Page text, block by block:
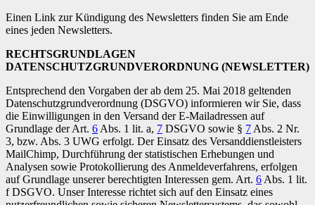
Einen Link zur Kündigung des Newsletters finden Sie am Ende
eines jeden Newsletters.
RECHTSGRUNDLAGEN
DATENSCHUTZGRUNDVERORDNUNG (NEWSLETTER)
Entsprechend den Vorgaben der ab dem 25. Mai 2018 geltenden
Datenschutzgrundverordnung (DSGVO) informieren wir Sie, dass
die Einwilligungen in den Versand der E-Mailadressen auf
Grundlage der Art. 6 Abs. 1 lit. a, 7 DSGVO sowie § 7 Abs. 2 Nr.
3, bzw. Abs. 3 UWG erfolgt. Der Einsatz des Versanddienstleisters
MailChimp, Durchführung der statistischen Erhebungen und
Analysen sowie Protokollierung des Anmeldeverfahrens, erfolgen
auf Grundlage unserer berechtigten Interessen gem. Art. 6 Abs. 1 lit.
f DSGVO. Unser Interesse richtet sich auf den Einsatz eines